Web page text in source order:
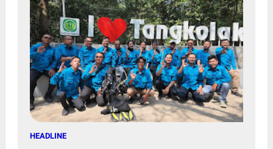
HEADLINE